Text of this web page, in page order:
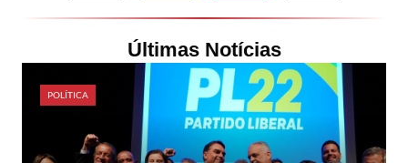
Últimas Notícias
POLÍTICA